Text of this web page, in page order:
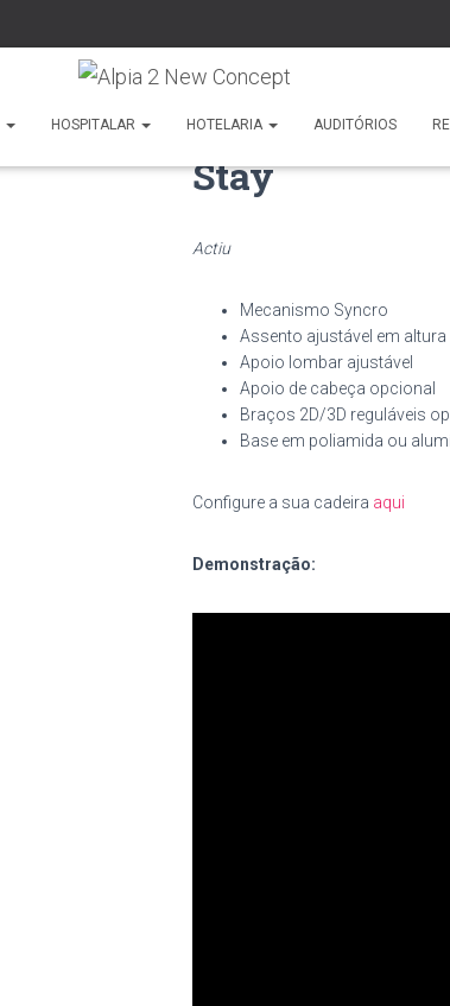
HOSPITALAR HOTELARIA AUDITÓRIOS
Stay
Actiu
Mecanismo Syncro
Assento ajustável em
Apoio lombar ajustável
Apoio de cabeça opcional
Braços 2D/3D reguláveis
Base em poliamida ou
Configure a sua cadeira aqui
Demonstração: